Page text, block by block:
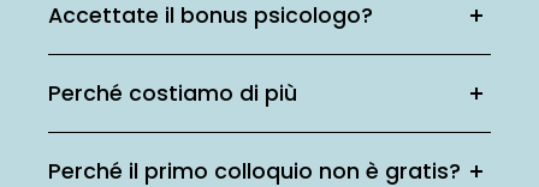
Accettate il bonus psicologo?
Perché costiamo di più
Perché il primo colloquio non è gratis?